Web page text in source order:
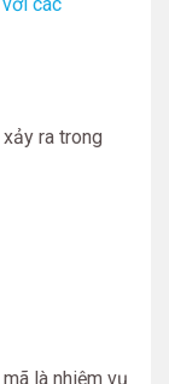
ra trong
là nhiệm vụ